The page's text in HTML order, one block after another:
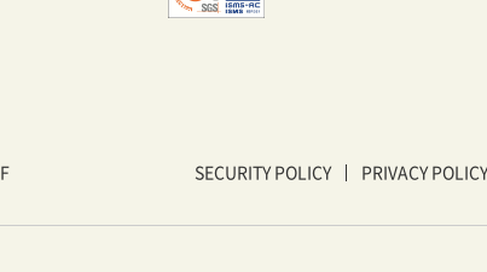
SECURITY POLICY PRIVACY POLICY